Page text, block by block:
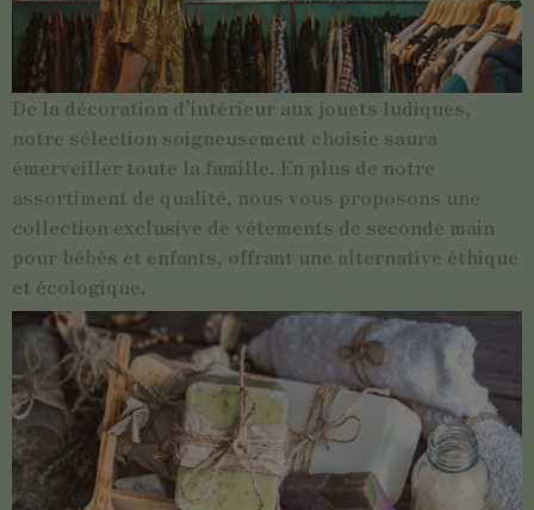
De la décoration d’intérieur aux jouets ludiques,
notre sélection soigneusement choisie saura
émerveiller toute la famille. En plus de notre
assortiment de qualité, nous vous proposons une
collection exclusive de vêtements de seconde main
pour bébés et enfants, offrant une alternative éthique
et écologique.